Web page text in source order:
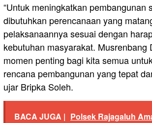
“Untuk meningkatkan pembangunan
dibutuhkan perencanaan yang
pelaksanaannya sesuai dengan
kebutuhan masyarakat. Musrenbang
momen penting bagi kita semua
rencana pembangunan yang tepat
ujar Bripka Soleh.
BACA JUGA | Polsek Rajagaluh